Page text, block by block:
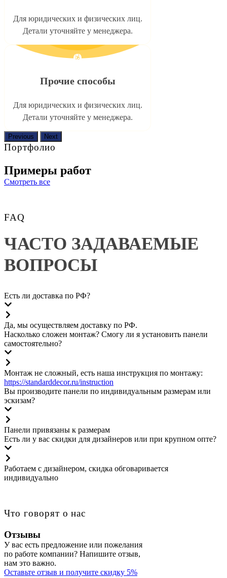
Для юридических и физических лиц.
Детали уточняйте у менеджера.
Прочие способы
Для юридических и физических лиц.
Детали уточняйте у менеджера.
Previous Next
Портфолио
Примеры работ
Смотреть все
FAQ
ЧАСТО ЗАДАВАЕМЫЕ
ВОПРОСЫ
Есть ли доставка по РФ?
Да, мы осуществляем доставку по РФ.
Насколько сложен монтаж? Смогу ли я установить панели
самостоятельно?
Монтаж не сложный, есть наша инструкция по монтажу:
https://standarddecor.ru/instruction
Вы производите панели по индивидуальным размерам или
эскизам?
Панели привязаны к размерам
Есть ли у вас скидки для дизайнеров или при крупном опте?
Работаем с дизайнером, скидка обговаривается
индивидуально
Что говорят о нас
Отзывы
У вас есть предложение или пожелания
по работе компании? Напишите отзыв,
нам это важно.
Оставьте отзыв и получите скидку 5%